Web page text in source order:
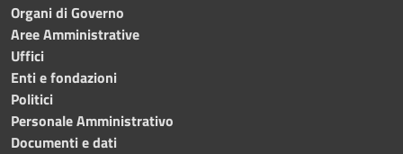
Organi di Governo
Aree Amministrative
Uffici
Enti e fondazioni
Politici
Personale Amministrativo
Documenti e dati